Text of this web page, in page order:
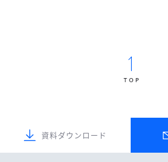
TOP
資料ダウンロード